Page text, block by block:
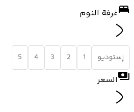
غرفة النوم
إستوديو 1
2
3
4
5
السعر